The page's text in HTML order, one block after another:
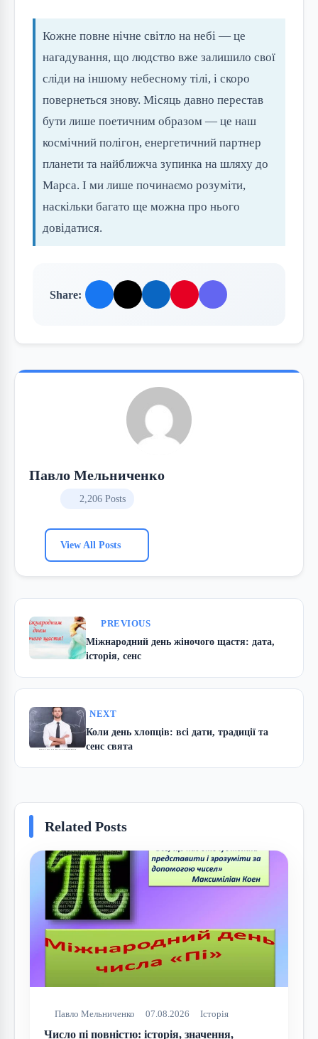
Кожне повне нічне світло на небі — це
нагадування, що людство вже залишило свої
сліди на іншому небесному тілі, і скоро
повернеться знову. Місяць давно перестав
бути лише поетичним образом — це наш
космічний полігон, енергетичний партнер
планети та найближча зупинка на шляху до
Марса. І ми лише починаємо розуміти,
наскільки багато ще можна про нього
довідатися.
Share:
Павло Мельниченко
2,206 Posts
View All Posts
PREVIOUS
Міжнародний день жіночого щастя: дата,
історія, сенс
NEXT
Коли день хлопців: всі дати, традиції та
сенс свята
Related Posts
Павло Мельниченко 07.08.2026 Історія
Число пі повністю: історія, значення,